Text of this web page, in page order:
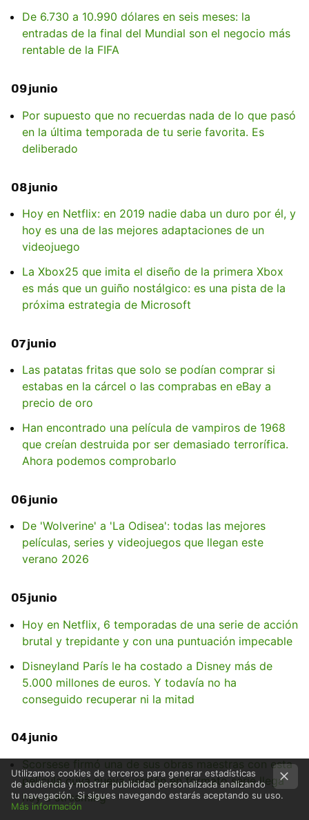
De 6.730 a 10.990 dólares en seis meses: la
entradas de la final del Mundial son el negocio más
rentable de la FIFA
09 junio
Por supuesto que no recuerdas nada de lo que pasó
en la última temporada de tu serie favorita. Es
deliberado
08 junio
Hoy en Netflix: en 2019 nadie daba un duro por él, y
hoy es una de las mejores adaptaciones de un
videojuego
La Xbox25 que imita el diseño de la primera Xbox
es más que un guiño nostálgico: es una pista de la
próxima estrategia de Microsoft
07 junio
Las patatas fritas que solo se podían comprar si
estabas en la cárcel o las comprabas en eBay a
precio de oro
Han encontrado una película de vampiros de 1968
que creían destruida por ser demasiado terrorífica.
Ahora podemos comprobarlo
06 junio
De 'Wolverine' a 'La Odisea': todas las mejores
películas, series y videojuegos que llegan este
verano 2026
05 junio
Hoy en Netflix, 6 temporadas de una serie de acción
brutal y trepidante y con una puntuación impecable
Disneyland París le ha costado a Disney más de
5.000 millones de euros. Y todavía no ha
conseguido recuperar ni la mitad
04 junio
Scorsese firmó una de sus obras maestras con esta
película cuya nueva versión en formato serie llega
hoy a streaming
Utilizamos cookies de terceros para generar estadísticas
de audiencia y mostrar publicidad personalizada analizando
tu navegación. Si sigues navegando estarás aceptando su uso.
Más información